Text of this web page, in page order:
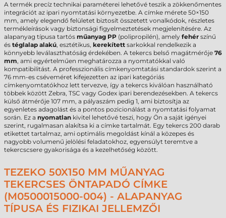
A termék precíz technikai paraméterei lehetővé teszik a zökkenőmentes
integrációt az ipari nyomtatási környezetbe. A címke mérete 50×150
mm, amely elegendő felületet biztosít összetett vonalkódok, részletes
termékleírások vagy biztonsági figyelmeztetések megjelenítésére. Az
alapanyag típusa tartós műanyag PP (polipropilén), amely fehér színű
és téglalap alakú, esztétikus, kerekített sarkokkal rendelkezik a
könnyebb leválaszthatóság érdekében. A tekercs belső magátmérője 76
mm, ami egyértelműen meghatározza a nyomtatókkal való
kompatibilitást. A professzionális címkenyomtatási standardok szerint a
76 mm-es cséveméret kifejezetten az ipari kategóriás
címkenyomtatókhoz lett tervezve, így a tekercs kiválóan használható
többek között Zebra, TSC vagy Godex ipari berendezésekben. A tekercs
külső átmérője 107 mm, a pályaszám pedig 1, ami biztosítja az
egyenletes adagolást és a pontos pozicionálást a nyomtatási folyamat
során. Ez a nyomatlan kivitel lehetővé teszi, hogy Ön a saját igényei
szerint, rugalmasan alakítsa ki a címke tartalmát. Egy tekercs 200 darab
etikettet tartalmaz, ami optimális megoldást kínál a közepes és
nagyobb volumenű jelölési feladatokhoz, egyensúlyt teremtve a
tekercscsere gyakorisága és a kezelhetőség között.
TEZEKO 50X150 MM MŰANYAG
TEKERCSES ÖNTAPADÓ CÍMKE
(M0500015000-004) - ALAPANYAG
TÍPUSA ÉS FIZIKAI JELLEMZŐI